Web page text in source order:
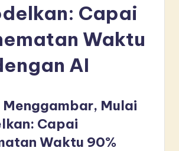
Capai
Waktu
AI
Menggambar, Mulai
Capai
Waktu 90%